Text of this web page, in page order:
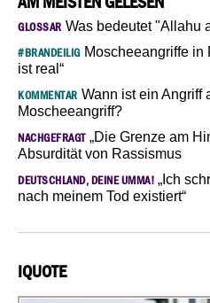
GLOSSAR Was bedeutet "Allahu
#BRANDEILIGMoscheeangriffe in
ist real“
KOMMENTAR Wann ist ein Angriff
Moscheeangriff?
NACHGEFRAGT„Die Grenze am
Absurdität von Rassismus
DEUTSCHLAND, DEINE UMMA! „Ich
nach meinem Tod existiert“
IQUOTE